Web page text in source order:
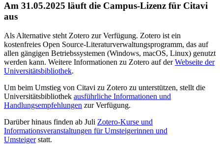
Am 31.05.2025 läuft die Campus-Lizenz für Citavi
aus
Als Alternative steht Zotero zur Verfügung. Zotero ist ein
kostenfreies Open Source-Literaturverwaltungsprogramm, das auf
allen gängigen Betriebssystemen (Windows, macOS, Linux) genutzt
werden kann. Weitere Informationen zu Zotero auf derWebseite der
Universitätsbibliothek.
Um beim Umstieg von Citavi zu Zotero zu unterstützen, stellt die
Universitätsbibliothek ausführliche Informationen und
Handlungsempfehlungen zur Verfügung.
Darüber hinaus finden ab Juli Zotero-Kurse und
Informationsveranstaltungen für Umsteigerinnen und
Umsteigerstatt.